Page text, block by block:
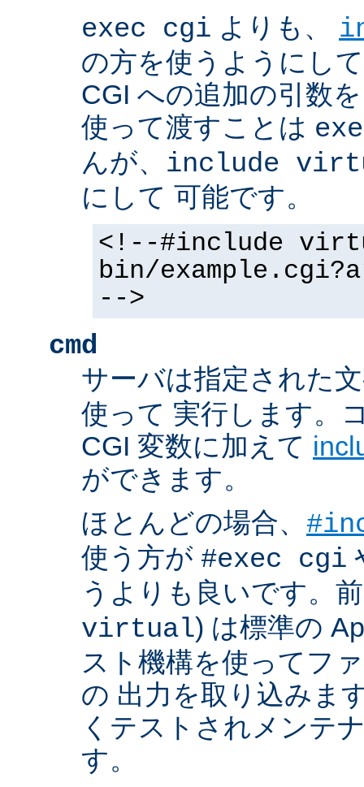
exec cgi よりも、
の方を使うようにし
CGI への追加の引数
使って渡すことは
んが、 include
にして 可能です。
<!--#include
bin/
-->
cmd
サーバは指定された
使って 実行します。
CGI 変数に加えて
ができます。
ほとんどの場合、
使う方が #exec cgi
うよりも良いです。
virtual) は標準の
スト機構を使ってフ
の 出力を取り込みま
くテストされメンテ
す。